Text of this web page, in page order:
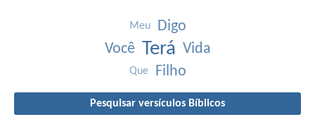
Meu
Digo
Você Terá Vida
Que Filho
Pesquisar versículos Bíblicos